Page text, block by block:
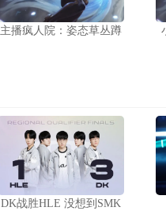
主播疯人院：姿态草丛蹲
DK战胜HLE 没想到SMK